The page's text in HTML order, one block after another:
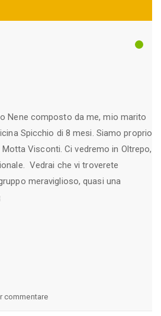
Nene composto da me, mio marito
Spicchio di 8 mesi. Siamo proprio
Visconti. Ci vedremo in Oltrepo,
Vedrai che vi troverete
meraviglioso, quasi una
commentare